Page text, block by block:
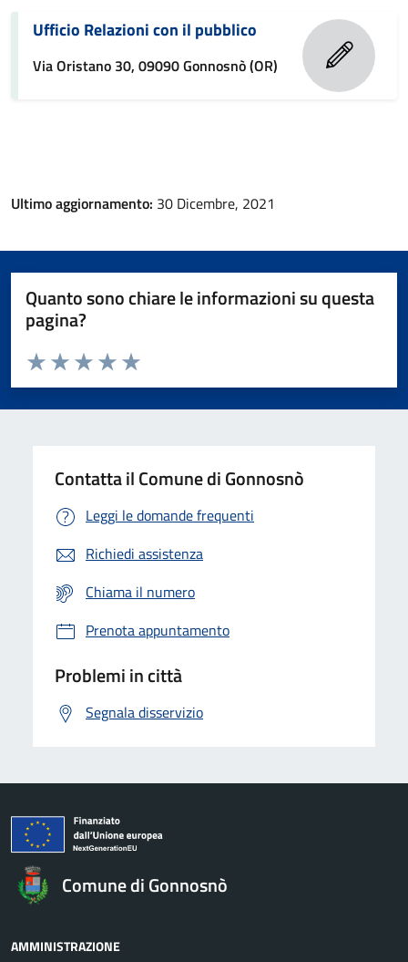
Ufficio Relazioni con il pubblico
Via Oristano 30, 09090 Gonnosnò (OR)
Ultimo aggiornamento: 30 Dicembre, 2021
Quanto sono chiare le informazioni su questa
pagina?
Valuta da 1 a 5 stelle la pagina
Valuta 5 stelle su 5
Valuta 4 stelle su 5
Valuta 3 stelle su 5
Valuta 2 stelle su 5
Valuta 1 stelle su 5
Contatta il Comune di Gonnosnò
Leggi le domande frequenti
Richiedi assistenza
Chiama il numero
Prenota appuntamento
Problemi in città
Segnala disservizio
Comune di Gonnosnò
AMMINISTRAZIONE